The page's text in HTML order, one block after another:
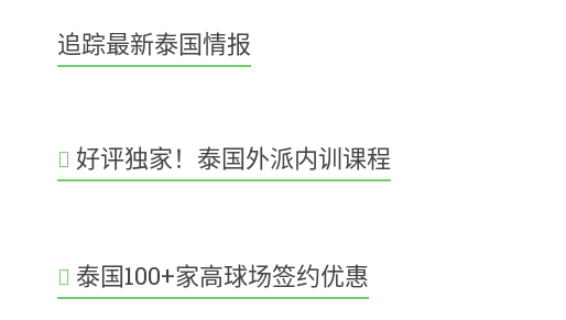
追踪最新泰国情报
好评独家！泰国外派内训课程
泰国100+家高球场签约优惠